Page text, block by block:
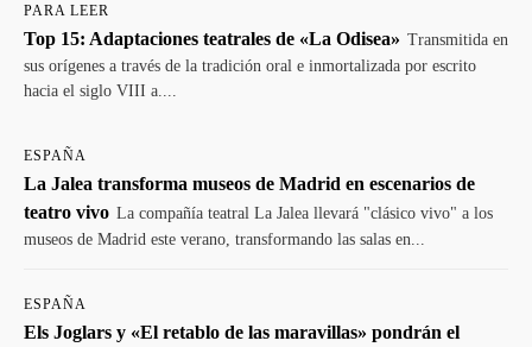
PARA LEER
Top 15: Adaptaciones teatrales de «La Odisea» Transmitida en
sus orígenes a través de la tradición oral e inmortalizada por escrito
hacia el siglo VIII a....
ESPAÑA
La Jalea transforma museos de Madrid en escenarios de
teatro vivo La compañía teatral La Jalea llevará "clásico vivo" a los
museos de Madrid este verano, transformando las salas en...
ESPAÑA
Els Joglars y «El retablo de las maravillas» pondrán el